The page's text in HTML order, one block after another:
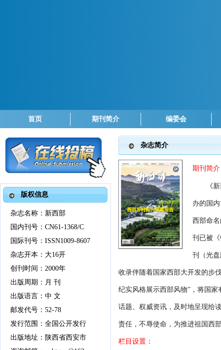
首页 期刊简介 编委会
版权信息
杂志名称 ： 新西部
国内刊号 ： CN61-1368/C
国际刊号 ： ISSN1009-8607
杂志开本： 大16开
创刊时间 ： 2000年
出版周期： 月 刊
出版语言 ： 中 文
邮发代号 ： 52-78
发行范围 ： 全国公开发行
出版地址 ： 陕西省西安市
杂志简介
期刊简
《
办的国
西部命
刊已被
刊（光
收录伴随着国家西部大开发的步
纪实风格展示西部风物”，将国
话题、权威资讯，及时地呈现给
责任，不辱使命，为推进祖国西
栏目设置：